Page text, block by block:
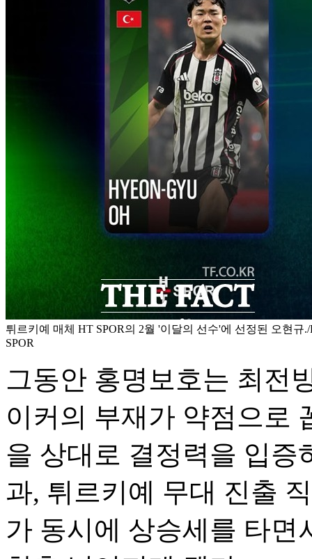
튀르키예 매체 HT SPOR의 2월 '이달의 선수'에 선정된 오현규
SPOR
그동안 홍명보호는 최전
이커의 부재가 약점으로
을 상대로 결정력을 입증
과, 튀르키예 무대 진출
가 동시에 상승세를 타면